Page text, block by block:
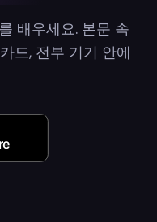
배우세요. 본문 속
드, 전부 기기 안에